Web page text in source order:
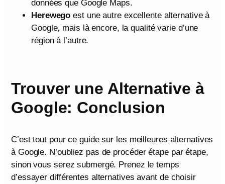
données que Google Maps.
Herewego est une autre excellente alternative à
Google, mais là encore, la qualité varie d’une
région à l’autre.
Trouver une Alternative à
Google: Conclusion
C’est tout pour ce guide sur les meilleures alternatives
à Google. N’oubliez pas de procéder étape par étape,
sinon vous serez submergé. Prenez le temps
d’essayer différentes alternatives avant de choisir